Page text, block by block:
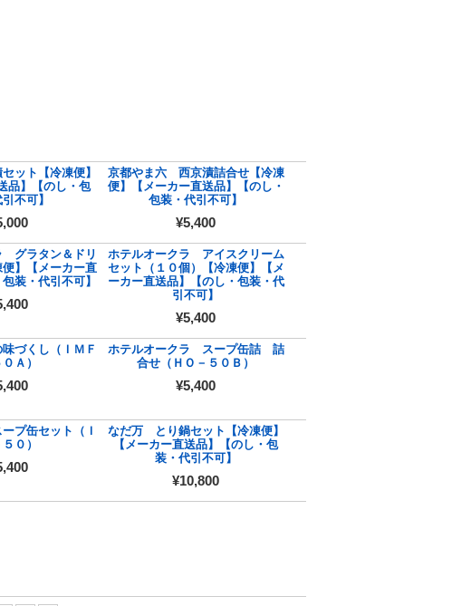
ット【冷凍便】
品】【のし・包
不可】
京都やま六 西京漬詰合せ【冷凍
便】【メーカー直送品】【のし・
包装・代引不可】
¥5,400
グラタン＆ドリ
】【メーカー直
装・代引不可】
ホテルオークラ アイスクリーム
セット（１０個）【冷凍便】【メ
ーカー直送品】【のし・包装・代
引不可】
¥5,400
づくし（ＩＭＦ
Ａ）
ホテルオークラ スープ缶詰 詰
合せ（ＨＯ－５０Ｂ）
¥5,400
プ缶セット（Ｉ
０）
なだ万 とり鍋セット【冷凍便】
【メーカー直送品】【のし・包
装・代引不可】
¥10,800